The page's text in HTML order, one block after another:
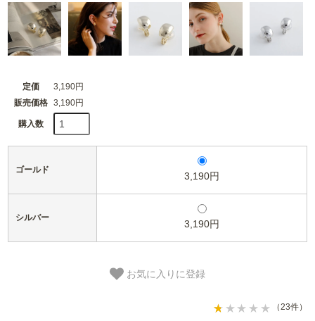
定価
3,190円
販売価格
3,190円
購入数
ゴールド
3,190円
シルバー
3,190円
お気に入りに登録
（23件）